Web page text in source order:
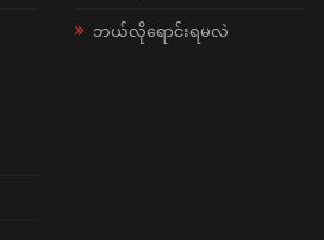
ဘယ်လိုရောင်းရမလဲ